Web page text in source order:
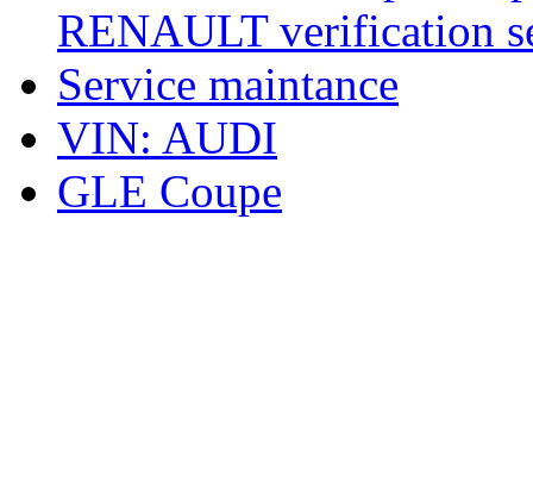
RENAULT verification
Service maintance
VIN: AUDI
GLE Coupe